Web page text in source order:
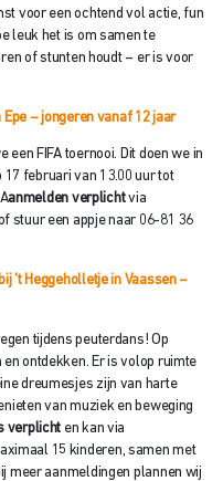
voor een ochtend vol actie, fun
leuk het is om samen te
of stunten houdt – er is voor
Epe – jongeren vanaf 12 jaar
FIFA toernooi. Dit doen we in
februari van 13.00 uur tot
anmelden verplichtvia
stuur een appje naar 06-81 36
’t Heggeholletje in Vaassen –
tijdens peuterdans! Op
ontdekken. Er is volop ruimte
dreumesjes zijn van harte
van muziek en beweging
verplicht en kan via
15 kinderen, samen met
meer aanmeldingen plannen wij